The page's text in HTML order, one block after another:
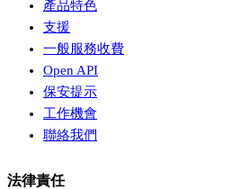
產品特色
支援
一般服務收費
Open API
保安提示
工作機會
聯絡我們
法律責任